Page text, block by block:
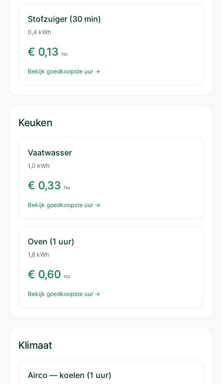
Stofzuiger (30 min)
0,4 kWh
€ 0,13 nu
Bekijk goedkoopste uur →
Keuken
Vaatwasser
1,0 kWh
€ 0,33 nu
Bekijk goedkoopste uur →
Oven (1 uur)
1,8 kWh
€ 0,60 nu
Bekijk goedkoopste uur →
Klimaat
Airco — koelen (1 uur)